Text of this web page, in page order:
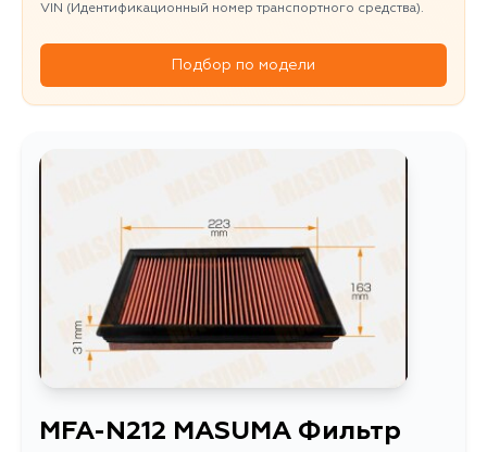
VIN (Идентификационный номер транспортного средства).
Подбор по модели
MFA-N212 MASUMA Фильтр